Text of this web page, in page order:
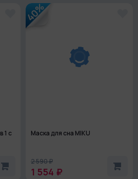
1 с
40%
Маска для сна MIKU
2 590 ₽
1 554 ₽